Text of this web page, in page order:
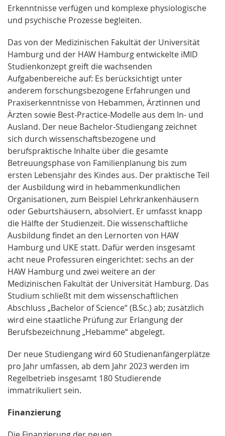
Erkenntnisse verfügen und komplexe physiologische
und psychische Prozesse begleiten.
Das von der Medizinischen Fakultät der Universität
Hamburg und der HAW Hamburg entwickelte iMID
Studienkonzept greift die wachsenden
Aufgabenbereiche auf: Es berücksichtigt unter
anderem forschungsbezogene Erfahrungen und
Praxiserkenntnisse von Hebammen, Ärztinnen und
Ärzten sowie Best-Practice-Modelle aus dem In- und
Ausland. Der neue Bachelor-Studiengang zeichnet
sich durch wissenschaftsbezogene und
berufspraktische Inhalte über die gesamte
Betreuungsphase von Familienplanung bis zum
ersten Lebensjahr des Kindes aus. Der praktische Teil
der Ausbildung wird in hebammenkundlichen
Organisationen, zum Beispiel Lehrkrankenhäusern
oder Geburtshäusern, absolviert. Er umfasst knapp
die Hälfte der Studienzeit. Die wissenschaftliche
Ausbildung findet an den Lernorten von HAW
Hamburg und UKE statt. Dafür werden insgesamt
acht neue Professuren eingerichtet: sechs an der
HAW Hamburg und zwei weitere an der
Medizinischen Fakultät der Universität Hamburg. Das
Studium schließt mit dem wissenschaftlichen
Abschluss „Bachelor of Science“ (B.Sc.) ab; zusätzlich
wird eine staatliche Prüfung zur Erlangung der
Berufsbezeichnung „Hebamme“ abgelegt.
Der neue Studiengang wird 60 Studienanfängerplätze
pro Jahr umfassen, ab dem Jahr 2023 werden im
Regelbetrieb insgesamt 180 Studierende
immatrikuliert sein.
Finanzierung